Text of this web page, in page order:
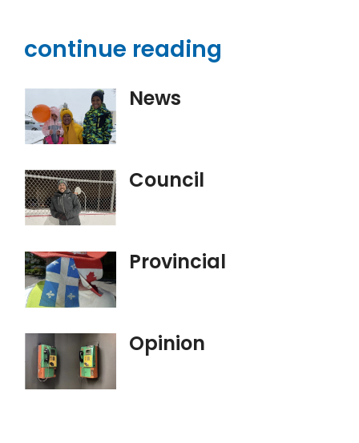
continue reading
News
Council
Provincial
Opinion